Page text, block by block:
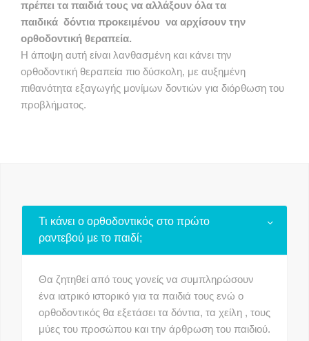
πρέπει τα παιδιά τους να αλλάξουν όλα τα
παιδικά δόντια προκειμένου να αρχίσουν την
ορθοδοντική θεραπεία.
Η άποψη αυτή είναι λανθασμένη και κάνει την
ορθοδοντική θεραπεία πιο δύσκολη, με αυξημένη
πιθανότητα εξαγωγής μονίμων δοντιών για διόρθωση του
προβλήματος.
Τι κάνει ο ορθοδοντικός στο πρώτο
ραντεβού με το παιδί;
Θα ζητηθεί από τους γονείς να συμπληρώσουν
ένα ιατρικό ιστορικό για τα παιδιά τους ενώ ο
ορθοδοντικός θα εξετάσει τα δόντια, τα χείλη , τους
μύες του προσώπου και την άρθρωση του παιδιού.